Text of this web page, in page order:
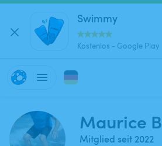
Swimmy
Kostenlos - Google Play
Maurice B
Mitglied seit 2022